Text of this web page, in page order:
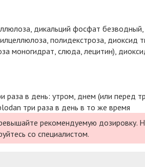
дикальций фосфат безводный,
полидекстроза, диоксид
моногидрат, слюда, лецитин),
в день: утром, днем (или перед
три раза в день в то же время
рекомендуемую дозировку.
со специалистом.